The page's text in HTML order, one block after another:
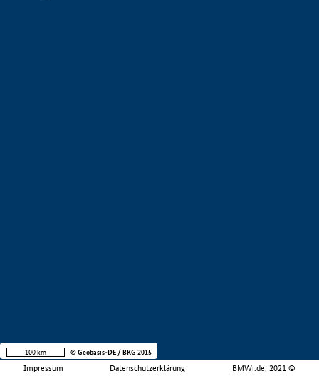
Impressum Datenschutzerklärung BMWi.de, 2021 ©
100 km © Geobasis-DE / BKG 2015